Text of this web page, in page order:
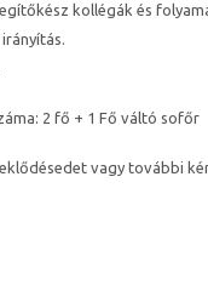
kollégák és
2 fő + 1 Fő váltó sofőr
vagy további